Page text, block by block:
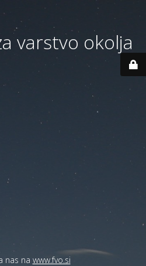
varstvo okolja
nas na www.fvo.si